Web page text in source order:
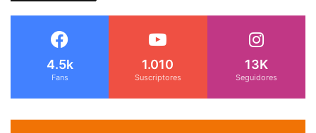
4.5k
Fans
1.010
Suscriptores
13K
Seguidores